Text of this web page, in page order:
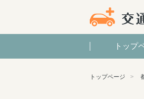
トップ
トップページ